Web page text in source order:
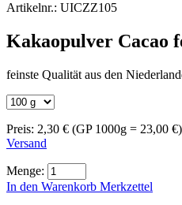
Artikelnr.: UICZZ105
Kakaopulver Cacao
feinste Qualität aus den
Preis: 2,30 € (GP 1000g = 23,00 €)
Versand
Menge:
In den Warenkorb Merkzettel